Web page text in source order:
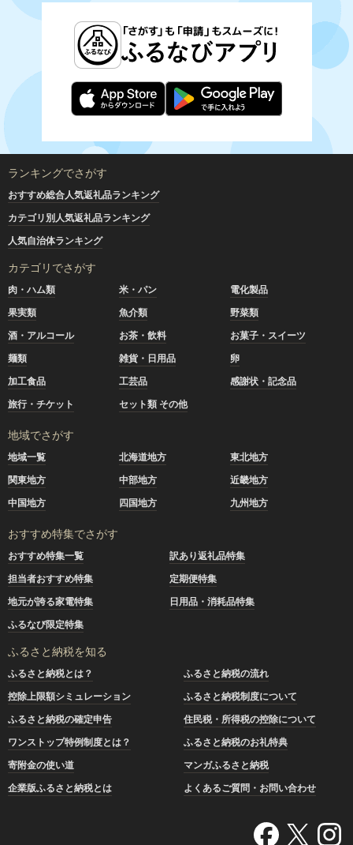
ランキングでさがす
おすすめ総合人気返礼品ランキング
カテゴリ別人気返礼品ランキング
人気自治体ランキング
カテゴリでさがす
肉・ハム類 米・パン
電化製品
果実類
魚介類
野菜類
酒・アルコール
お茶・飲料
お菓子・スイーツ
麺類
雑貨・日用品
卵
加工食品
工芸品
感謝状・記念品
旅行・チケット
セット類 その他
地域でさがす
地域一覧 北海道地方
東北地方
関東地方
中部地方
近畿地方
中国地方
四国地方 九州地方
おすすめ特集でさがす
おすすめ特集一覧
訳あり返礼品特集
担当者おすすめ特集
定期便特集
地元が誇る家電特集
日用品・消耗品特集
ふるなび限定特集
ふるさと納税を知る
ふるさと納税とは？
ふるさと納税の流れ
控除上限額シミュレーション
ふるさと納税制度について
ふるさと納税の確定申告
住民税・所得税の控除について
ワンストップ特例制度とは？
ふるさと納税のお礼特典
寄附金の使い道
マンガふるさと納税
企業版ふるさと納税とは
よくあるご質問・お問い合わせ